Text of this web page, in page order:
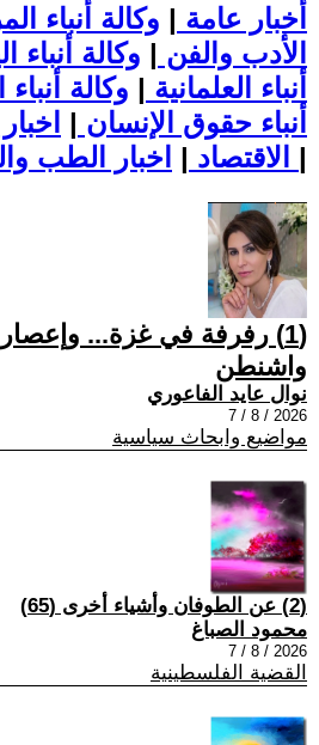
أخبار عامة | وكالة أنباء
الأدب والفن | وكالة أنباء
أنباء العلمانية | وكالة
أنباء حقوق الإنسان |
الاقتصاد | |
(1) رفرفة في غزة...
واشنطن
نوال عايد الفاعوري
2026 / 8 / 7
مواضيع وابحاث سياسية
(2) عن الطوفان وأشياء أخرى (65)
محمود الصباغ
2026 / 8 / 7
القضية الفلسطينية